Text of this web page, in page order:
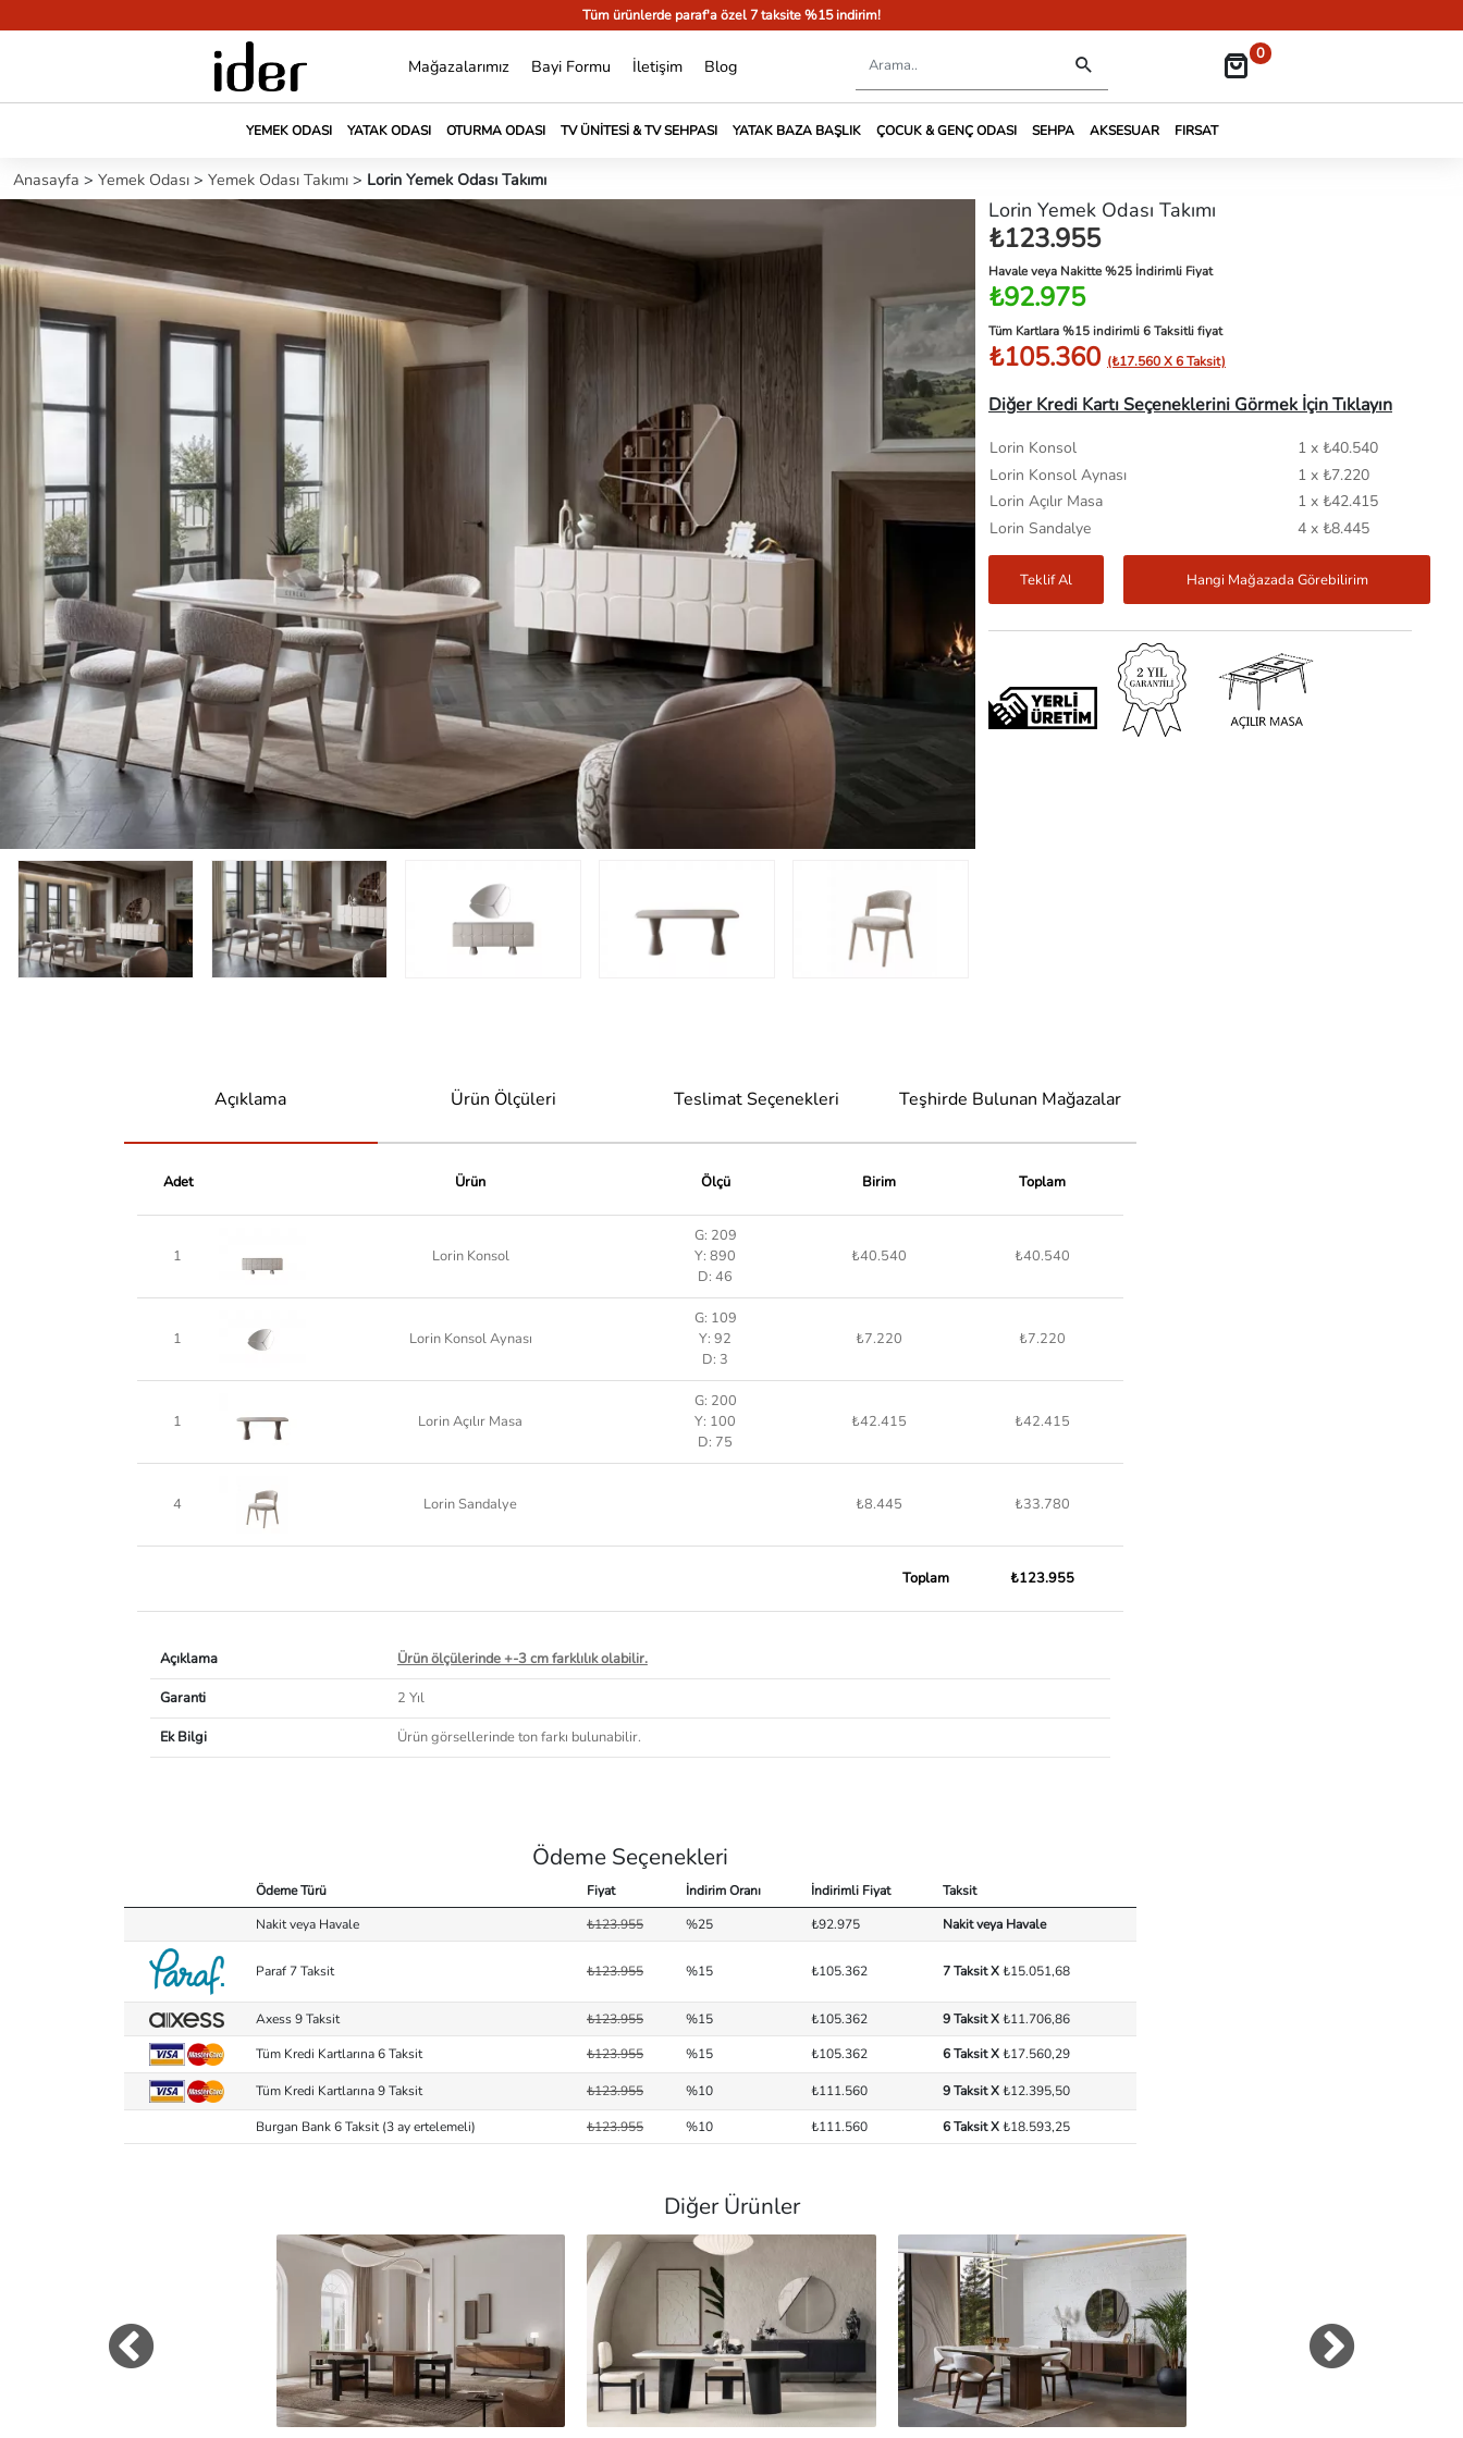
Tüm ürünlerde paraf'a özel 7 taksite %15 indirim!
Mağazalarımız Bayi Formu İletişim Blog
0
YEMEK ODASI YATAK ODASI OTURMA ODASI TV ÜNITESI & TV SEHPASI YATAK BAZA BAŞLIK ÇOCUK & GENÇ ODASI SEHPA AKSESUAR FIRSAT
Anasayfa > Yemek Odası > Yemek Odası Takımı > Lorin Yemek Odası Takımı
Lorin Yemek Odası Takımı
₺123.955
Havale veya Nakitte %25 İndirimli Fiyat
₺92.975
Tüm Kartlara %15 indirimli 6 Taksitli fiyat
₺105.360 (₺17.560 X 6 Taksit)
Diğer Kredi Kartı Seçeneklerini Görmek İçin Tıklayın
Lorin Konsol
1 x ₺40.540
Lorin Konsol Aynası
1 x ₺7.220
Lorin Açılır Masa
1 x ₺42.415
Lorin Sandalye
4 x ₺8.445
Teklif Al Hangi Mağazada Görebilirim
Açıklama Ürün Ölçüleri Teslimat Seçenekleri Teşhirde Bulunan Mağazalar
Adet Ürün Ölçü Birim Toplam
1 Lorin Konsol
G: 209
Y: 890
D: 46
₺40.540 ₺40.540
1 Lorin Konsol Aynası
G: 109
Y: 92
D: 3
₺7.220 ₺7.220
1 Lorin Açılır Masa
G: 200
Y: 100
D: 75
₺42.415 ₺42.415
4 Lorin Sandalye ₺8.445 ₺33.780
Toplam ₺123.955
Açıklama
Ürün ölçülerinde +-3 cm farklılık olabilir.
Garanti
2 Yıl
Ek Bilgi
Ürün görsellerinde ton farkı bulunabilir.
Ödeme Seçenekleri
Ödeme Türü Fiyat İndirim Oranı İndirimli Fiyat
Taksit
Nakit veya Havale
₺123.955 %25 ₺92.975 Nakit veya Havale
Paraf 7 Taksit ₺123.955 %15 ₺105.362 7 Taksit X₺15.051,68
Axess 9 Taksit ₺123.955 %15 ₺105.362 9 Taksit X₺11.706,86
Tüm Kredi Kartlarına 6 Taksit
₺123.955 %15 ₺105.362 6 Taksit X₺17.560,29
Tüm Kredi Kartlarına 9 Taksit ₺123.955 %10 ₺111.560 9 Taksit X₺12.395,50
Burgan Bank 6 Taksit (3 ay ertelemeli) ₺123.955 %10 ₺111.560 6 Taksit X₺18.593,25
Diğer Ürünler